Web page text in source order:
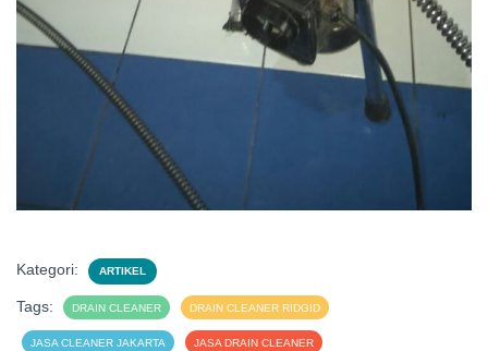
Kategori: ARTIKEL
Tags: DRAIN CLEANER DRAIN CLEANER RIDGID
JASA CLEANER JAKARTA JASA DRAIN CLEANER